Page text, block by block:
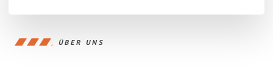
ÜBER UNS